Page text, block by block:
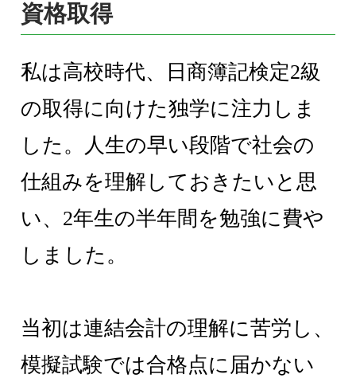
資格取得
私は高校時代、日商簿記検定2級
の取得に向けた独学に注力しま
した。人生の早い段階で社会の
仕組みを理解しておきたいと思
い、2年生の半年間を勉強に費や
しました。
当初は連結会計の理解に苦労し、
模擬試験では合格点に届かない